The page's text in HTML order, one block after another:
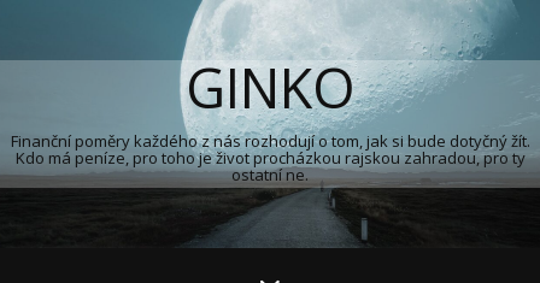
GINKO
Finanční poměry každého z nás rozhodují o tom, jak si bude dotyčný žít.
Kdo má peníze, pro toho je život procházkou rajskou zahradou, pro ty
ostatní ne.